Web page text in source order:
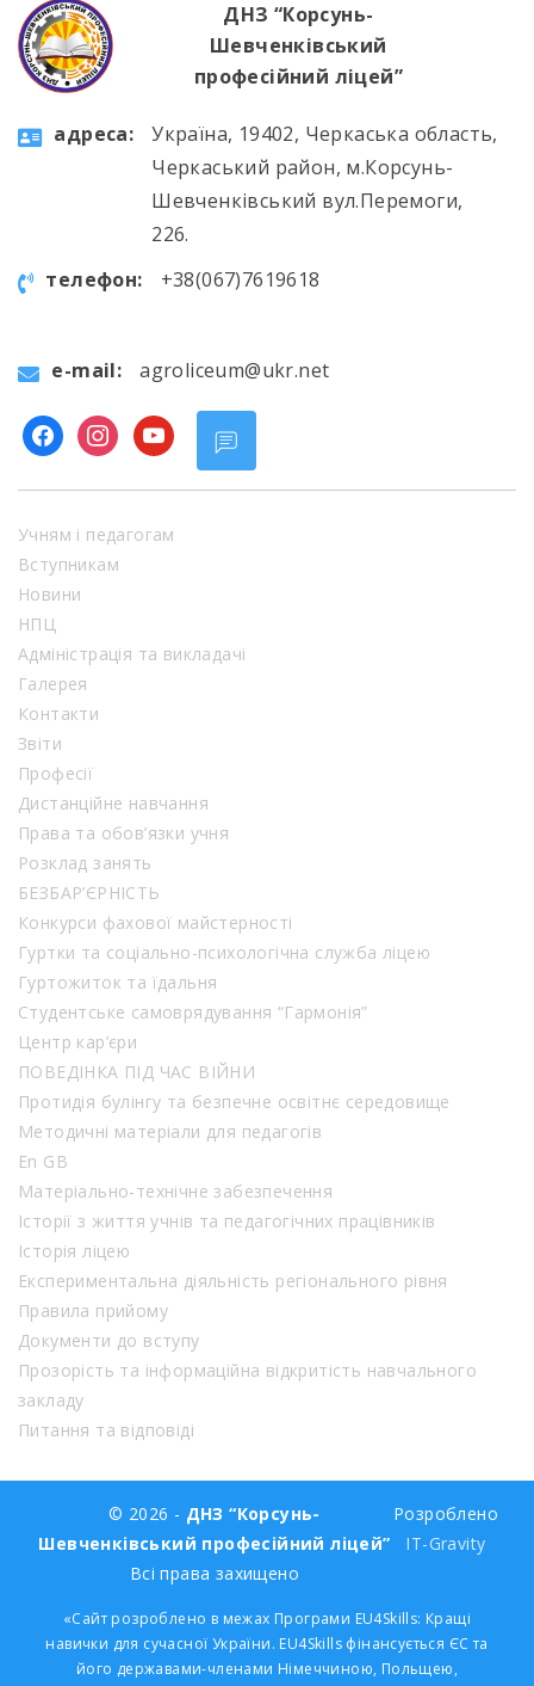
ДНЗ “Корсунь-
Шевченківський
професійний ліцей”
aдресa:
Україна, 19402, Черкаська область,
Черкаський район, м.Корсунь-
Шевченківський вул.Перемоги,
226.
телефон:
+38(067)7619618
e-mail: agroliceum@ukr.net
facebookinstagram
youtube
Учням і педагогам
Вступникам
Новини
НПЦ
Адміністрація та викладачі
Галерея
Контакти
Звіти
Професії
Дистанційне навчання
Права та обов’язки учня
Розклад занять
БЕЗБАР’ЄРНІСТЬ
Конкурси фахової майстерності
Гуртки та соціально-психологічна служба ліцею
Гуртожиток та їдальня
Студентське самоврядування “Гармонія”
Центр кар’єри
ПОВЕДІНКА ПІД ЧАС ВІЙНИ
Протидія булінгу та безпечне освітнє середовище
Методичні матеріали для педагогів
En GB
Матеріально-технічне забезпечення
Історії з життя учнів та педагогічних працівників
Історія ліцею
Експериментальна діяльність регіонального рівня
Правила прийому
Документи до вступу
Прозорість та інформаційна відкритість навчального
закладу
Питання та відповіді
© 2026 - ДНЗ “Корсунь-
Шевченківський професійний ліцей”
Всі права захищено
Розроблено
IT-Gravity
«Сайт розроблено в межах Програми EU4Skills: Кращі
навички для сучасної України. EU4Skills фінансується ЄС та
його державами-членами Німеччиною, Польщею,